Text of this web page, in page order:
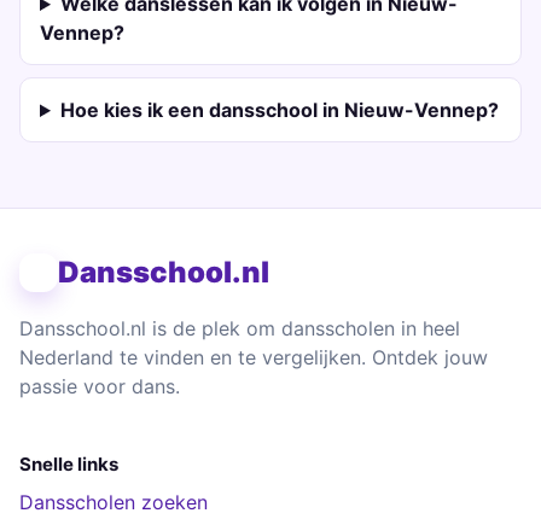
Vennep?
Hoe kies ik een dansschool in Nieuw-Vennep?
Dansschool.nl
Dansschool.nl is de plek om dansscholen in heel
Nederland te vinden en te vergelijken. Ontdek jouw
passie voor dans.
Snelle links
Dansscholen zoeken